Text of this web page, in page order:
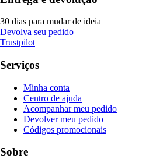
30 dias para mudar de ideia
Devolva seu pedido
Trustpilot
Serviços
Minha conta
Centro de ajuda
Acompanhar meu pedido
Devolver meu pedido
Códigos promocionais
Sobre